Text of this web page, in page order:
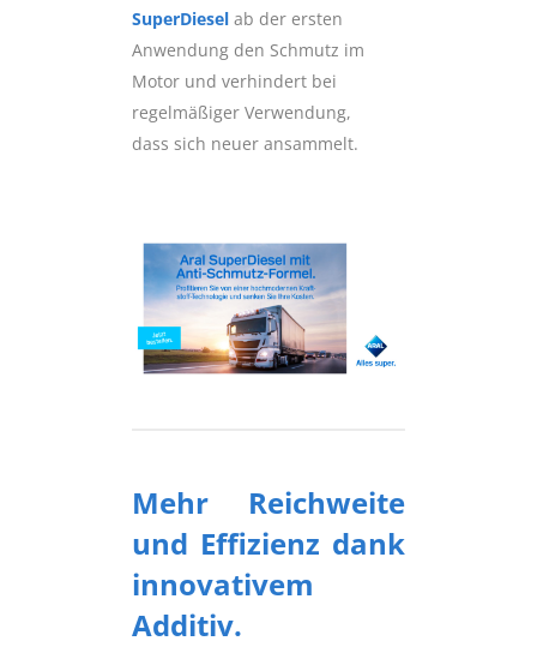
SuperDiesel ab der ersten
Anwendung den Schmutz im
Motor und verhindert bei
regelmäßiger Verwendung,
dass sich neuer ansammelt.
Mehr Reichweite
und Effizienz dank
innovativem
Additiv.